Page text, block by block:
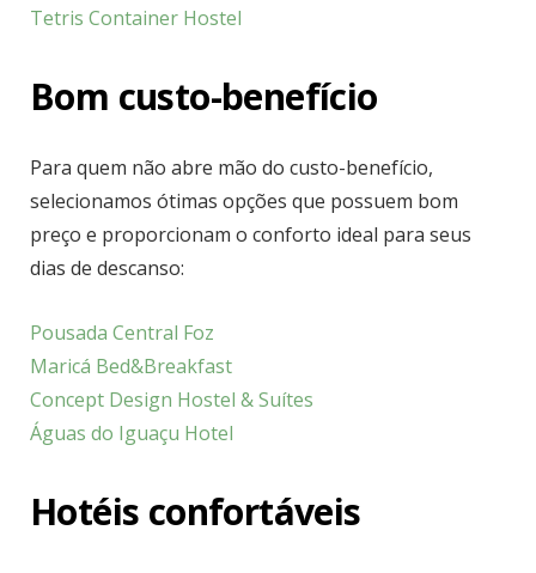
Tetris Container Hostel
Bom custo-benefício
Para quem não abre mão do custo-benefício,
selecionamos ótimas opções que possuem bom
preço e proporcionam o conforto ideal para seus
dias de descanso:
Pousada Central Foz
Maricá Bed&Breakfast
Concept Design Hostel & Suítes
Águas do Iguaçu Hotel
Hotéis confortáveis